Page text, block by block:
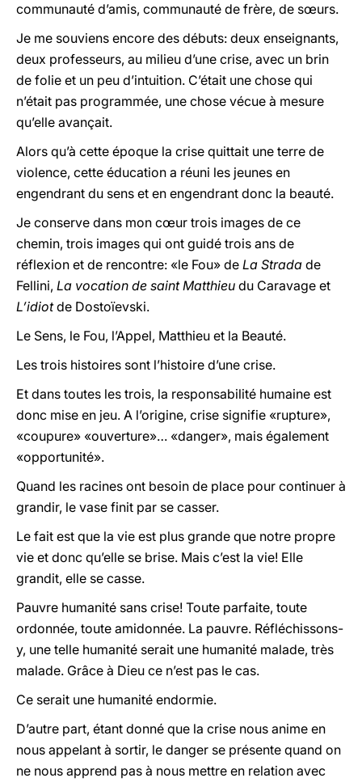
communauté d’amis, communauté de frère, de sœurs.
Je me souviens encore des débuts: deux enseignants,
deux professeurs, au milieu d’une crise, avec un brin
de folie et un peu d’intuition. C’était une chose qui
n’était pas programmée, une chose vécue à mesure
qu’elle avançait.
Alors qu’à cette époque la crise quittait une terre de
violence, cette éducation a réuni les jeunes en
engendrant du sens et en engendrant donc la beauté.
Je conserve dans mon cœur trois images de ce
chemin, trois images qui ont guidé trois ans de
réflexion et de rencontre: «le Fou» de La Strada de
Fellini, La vocation de saint Matthieu du Caravage et
L’idiotde Dostoïevski.
Le Sens, le Fou, l’Appel, Matthieu et la Beauté.
Les trois histoires sont l’histoire d’une crise.
Et dans toutes les trois, la responsabilité humaine est
donc mise en jeu. A l’origine, crise signifie «rupture»,
«coupure» «ouverture»… «danger», mais également
«opportunité».
Quand les racines ont besoin de place pour continuer à
grandir, le vase finit par se casser.
Le fait est que la vie est plus grande que notre propre
vie et donc qu’elle se brise. Mais c’est la vie! Elle
grandit, elle se casse.
Pauvre humanité sans crise! Toute parfaite, toute
ordonnée, toute amidonnée. La pauvre. Réfléchissons-
y, une telle humanité serait une humanité malade, très
malade. Grâce à Dieu ce n’est pas le cas.
Ce serait une humanité endormie.
D’autre part, étant donné que la crise nous anime en
nous appelant à sortir, le danger se présente quand on
ne nous apprend pas à nous mettre en relation avec